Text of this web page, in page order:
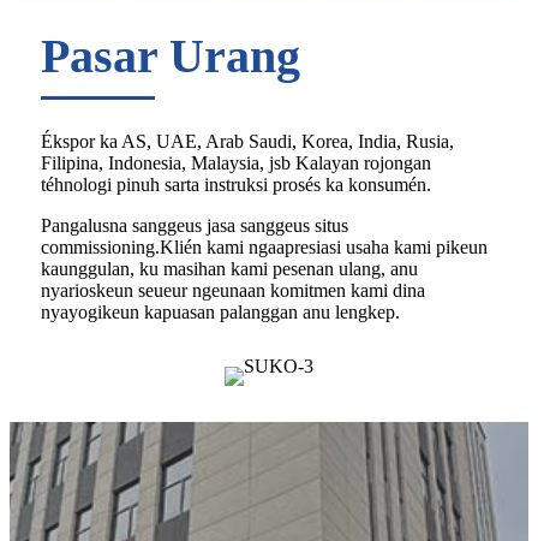
Pasar Urang
Ékspor ka AS, UAE, Arab Saudi, Korea, India, Rusia,
Filipina, Indonesia, Malaysia, jsb Kalayan rojongan
téhnologi pinuh sarta instruksi prosés ka konsumén.
Pangalusna sanggeus jasa sanggeus situs
commissioning.Klién kami ngaapresiasi usaha kami pikeun
kaunggulan, ku masihan kami pesenan ulang, anu
nyarioskeun seueur ngeunaan komitmen kami dina
nyayogikeun kapuasan palanggan anu lengkep.